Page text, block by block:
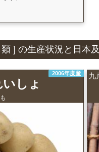
] の生産状況と日本
2006年度産
しょ
九